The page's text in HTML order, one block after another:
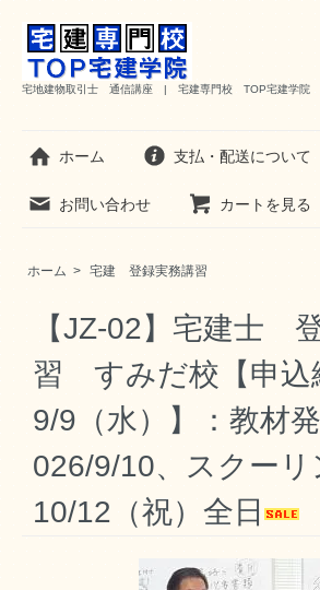
宅地建物取引士 通信講座 | 宅建専門校 TOP宅建学院
ホーム 支払・配送について
お問い合わせ カートを見る
ホーム > 宅建 登録実務講習
【JZ-02】宅建士
習 すみだ校【申込
9/9（水）】：教材
026/9/10、スクー
10/12（祝）全日